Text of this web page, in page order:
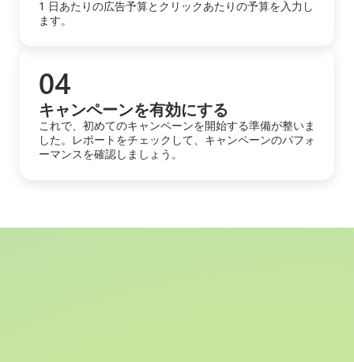
1 日あたりの広告予算とクリックあたりの予算を入力し
ます。
04
キャンペーンを有効にする
これで、初めてのキャンペーンを開始する準備が整いま
した。レポートをチェックして、キャンペーンのパフォ
ーマンスを確認しましょう。